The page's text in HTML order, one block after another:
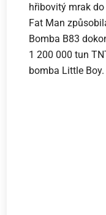
hřibovitý mrak
Fat Man
Bomba B83
1 200 000 tun
bomba Little Boy.